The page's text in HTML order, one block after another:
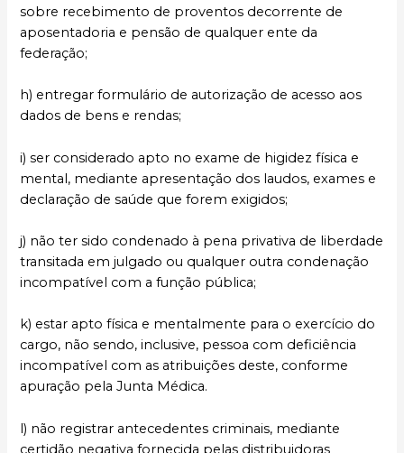
sobre recebimento de proventos decorrente de
aposentadoria e pensão de qualquer ente da
federação;
h) entregar formulário de autorização de acesso aos
dados de bens e rendas;
i) ser considerado apto no exame de higidez física e
mental, mediante apresentação dos laudos, exames e
declaração de saúde que forem exigidos;
j) não ter sido condenado à pena privativa de liberdade
transitada em julgado ou qualquer outra condenação
incompatível com a função pública;
k) estar apto física e mentalmente para o exercício do
cargo, não sendo, inclusive, pessoa com deficiência
incompatível com as atribuições deste, conforme
apuração pela Junta Médica.
l) não registrar antecedentes criminais, mediante
certidão negativa fornecida pelas distribuidoras